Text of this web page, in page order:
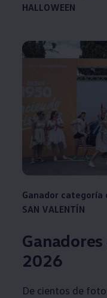
HALLOWEEN
Ganador categoría
SAN VALENTÍN
2026
De cientos de